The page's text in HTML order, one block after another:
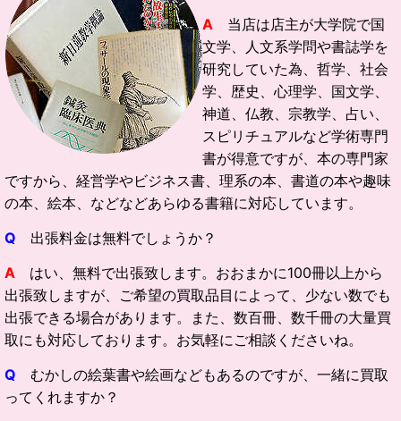
A
当店は店主が大学院で国
文学、人文系学問や書誌学を
研究していた為、哲学、社会
学、歴史、心理学、国文学、
神道、仏教、宗教学、占い、
スピリチュアルなど学術専門
書が得意ですが、本の専門家
ですから、経営学やビジネス書、理系の本、書道の本や趣味
の本、絵本、などなどあらゆる書籍に対応しています。
Q 出張料金は無料でしょうか？
A はい、無料で出張致します。おおまかに100冊以上から
出張致しますが、ご希望の買取品目によって、少ない数でも
出張できる場合があります。また、数百冊、数千冊の大量買
取にも対応しております。お気軽にご相談くださいね。
Q むかしの絵葉書や絵画などもあるのですが、一緒に買取
ってくれますか？